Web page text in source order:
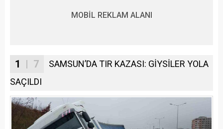
MOBİL REKLAM ALANI
1 | 7
SAMSUN’DA TIR KAZASI: GİYSİLER YOLA
SAÇILDI